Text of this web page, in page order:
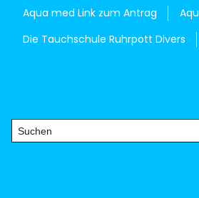
Aqua med Link zum Antrag
Die Tauchschule Ruhrpott Divers